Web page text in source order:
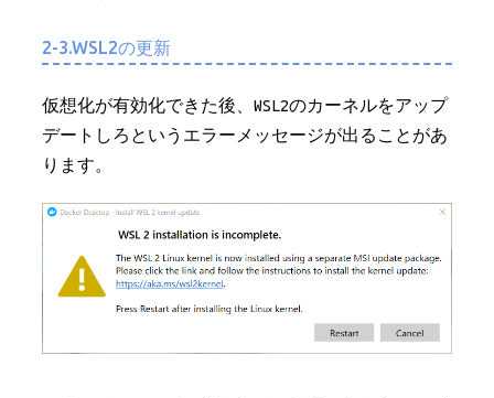
2-3.WSL2の更新
仮想化が有効化できた後、WSL2のカーネルをアップ
デートしろというエラーメッセージが出ることがあ
ります。